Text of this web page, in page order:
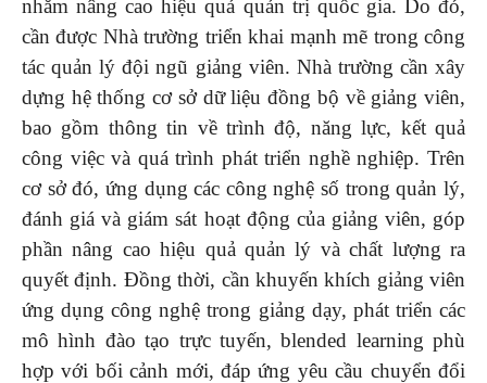
nhằm nâng cao hiệu quả quản trị quốc gia. Do đó,
cần được Nhà trường triển khai mạnh mẽ trong công
tác quản lý đội ngũ giảng viên. Nhà trường cần xây
dựng hệ thống cơ sở dữ liệu đồng bộ về giảng viên,
bao gồm thông tin về trình độ, năng lực, kết quả
công việc và quá trình phát triển nghề nghiệp. Trên
cơ sở đó, ứng dụng các công nghệ số trong quản lý,
đánh giá và giám sát hoạt động của giảng viên, góp
phần nâng cao hiệu quả quản lý và chất lượng ra
quyết định. Đồng thời, cần khuyến khích giảng viên
ứng dụng công nghệ trong giảng dạy, phát triển các
mô hình đào tạo trực tuyến, blended learning phù
hợp với bối cảnh mới, đáp ứng yêu cầu chuyển đổi